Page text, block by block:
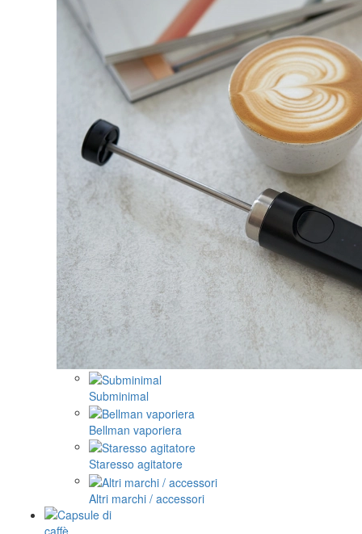
Subminimal
Bellman vaporiera
Staresso agitatore
Altri marchi / accessori